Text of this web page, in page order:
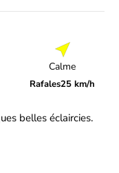
Calme
Rafales25 km/h
belles éclaircies.